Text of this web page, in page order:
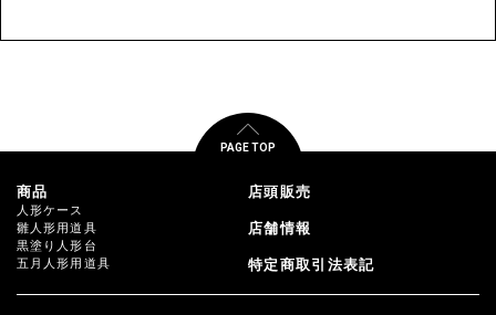
PAGE TOP
商品
人形ケース
雛人形用道具
黒塗り人形台
五月人形用道具
店頭販売
店舗情報
特定商取引法表記